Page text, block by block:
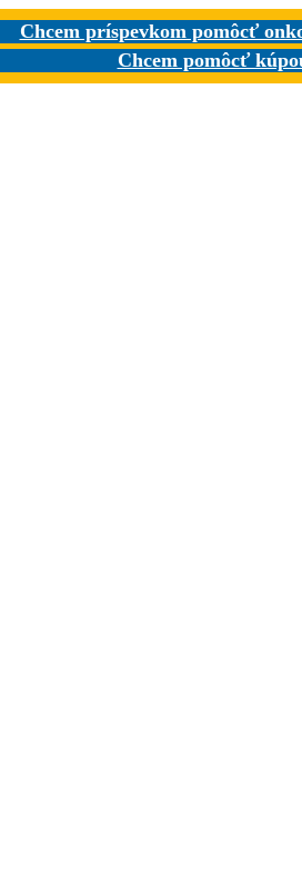
Chcem príspevkom pomôcť
Chcem pomôcť